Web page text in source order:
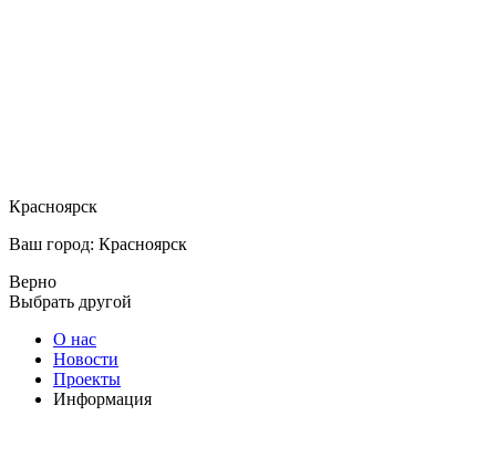
Красноярск
Ваш город: Красноярск
Верно
Выбрать другой
О нас
Новости
Проекты
Информация